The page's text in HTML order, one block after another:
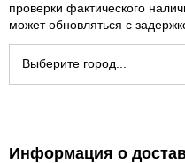
проверки фактического
может обновляться с
Выберите город...
Информация о